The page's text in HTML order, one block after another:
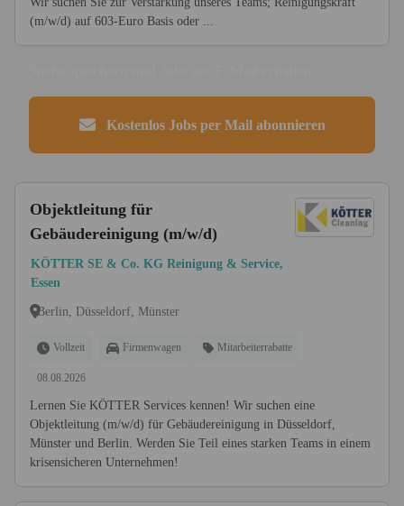
(m/w/d) auf 603-Euro Basis oder ...
Kostenlos Jobs per Mail abonnieren
Objektleitung für
Gebäudereinigung (m/w/d)
KÖTTER SE & Co. KG Reinigung & Service,
Essen
Berlin, Düsseldorf, Münster
Vollzeit Firmenwagen Mitarbeiterrabatte
08.08.2026
Lernen Sie KÖTTER Services kennen! Wir suchen eine
Objektleitung (m/w/d) für Gebäudereinigung in Düsseldorf,
Münster und Berlin. Werden Sie Teil eines starken Teams in einem
krisensicheren Unternehmen!